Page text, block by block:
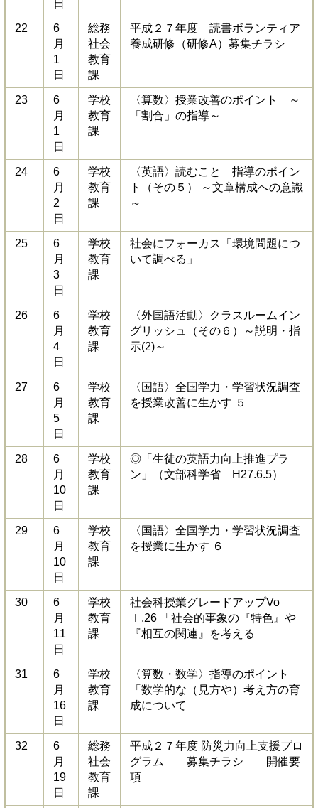
日
22
6
月
1
日
総務
社会
教育
課
平成２７年度 読書ボランティア
養成研修（研修A）募集チラシ
23
6
月
1
日
学校
教育
課
〈算数〉授業改善のポイント ～
「割合」の指導～
24
6
月
2
日
学校
教育
課
〈英語〉読むこと 指導のポイン
ト（その５） ～文章構成への意識
～
25
6
月
3
日
学校
教育
課
社会にフォーカス「環境問題につ
いて調べる」
26
6
月
4
日
学校
教育
課
〈外国語活動〉クラスルームイン
グリッシュ（その６）～説明・指
示(2)～
27
6
月
5
日
学校
教育
課
〈国語〉全国学力・学習状況調査
を授業改善に生かす ５
28
6
月
10
日
学校
教育
課
◎「生徒の英語力向上推進プラ
ン」（文部科学省 H27.6.5）
29
6
月
10
日
学校
教育
課
〈国語〉全国学力・学習状況調査
を授業に生かす ６
30
6
月
11
日
学校
教育
課
社会科授業グレードアップVo
ｌ.26 「社会的事象の『特色』や
『相互の関連』を考える
31
6
月
16
日
学校
教育
課
〈算数・数学〉指導のポイント
「数学的な（見方や）考え方の育
成について
32
6
月
19
日
総務
社会
教育
課
平成２７年度 防災力向上支援プロ
グラム 募集チラシ 開催要
項